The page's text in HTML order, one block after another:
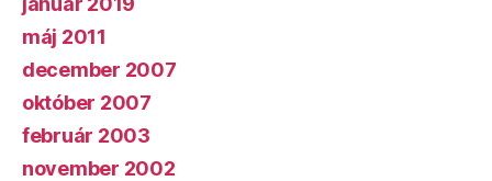
máj 2011
december 2007
október 2007
február 2003
november 2002